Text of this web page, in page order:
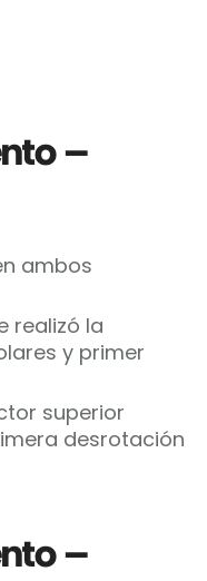
–
ambos
realizó la
y primer
superior
desrotación
–